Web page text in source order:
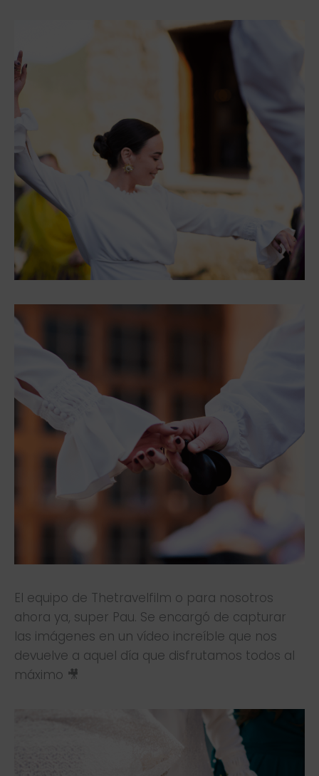
El equipo de Thetravelfilm o para nosotros
ahora ya, super Pau. Se encargó de capturar
las imágenes en un vídeo increíble que nos
devuelve a aquel día que disfrutamos todos al
máximo 🎥